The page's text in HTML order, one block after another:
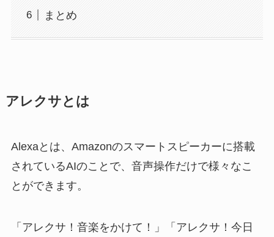
まとめ
アレクサとは
Alexaとは、Amazonのスマートスピーカーに搭載
されているAIのことで、音声操作だけで様々なこ
とができます。
「アレクサ！音楽をかけて！」「アレクサ！今日